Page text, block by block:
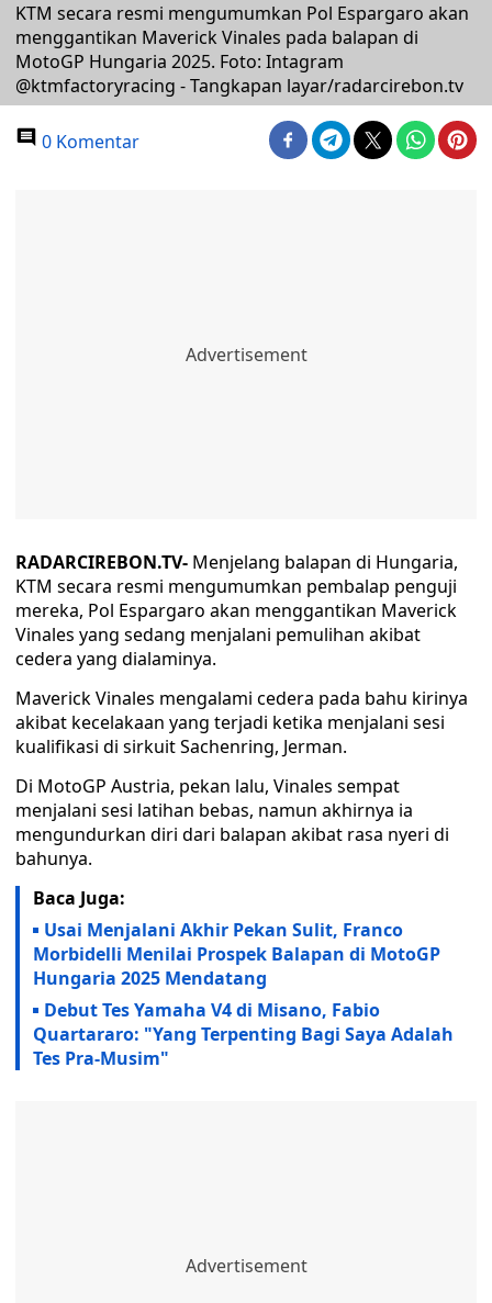
KTM secara resmi mengumumkan Pol Espargaro akan
menggantikan Maverick Vinales pada balapan di
MotoGP Hungaria 2025. Foto: Intagram
@ktmfactoryracing - Tangkapan layar/radarcirebon.tv
0 Komentar
RADARCIREBON.TV- Menjelang balapan di Hungaria,
KTM secara resmi mengumumkan pembalap penguji
mereka, Pol Espargaro akan menggantikan Maverick
Vinales yang sedang menjalani pemulihan akibat
cedera yang dialaminya.
Maverick Vinales mengalami cedera pada bahu kirinya
akibat kecelakaan yang terjadi ketika menjalani sesi
kualifikasi di sirkuit Sachenring, Jerman.
Di MotoGP Austria, pekan lalu, Vinales sempat
menjalani sesi latihan bebas, namun akhirnya ia
mengundurkan diri dari balapan akibat rasa nyeri di
bahunya.
Baca Juga:
Usai Menjalani Akhir Pekan Sulit, Franco
Morbidelli Menilai Prospek Balapan di MotoGP
Hungaria 2025 Mendatang
Debut Tes Yamaha V4 di Misano, Fabio
Quartararo: "Yang Terpenting Bagi Saya Adalah
Tes Pra-Musim"